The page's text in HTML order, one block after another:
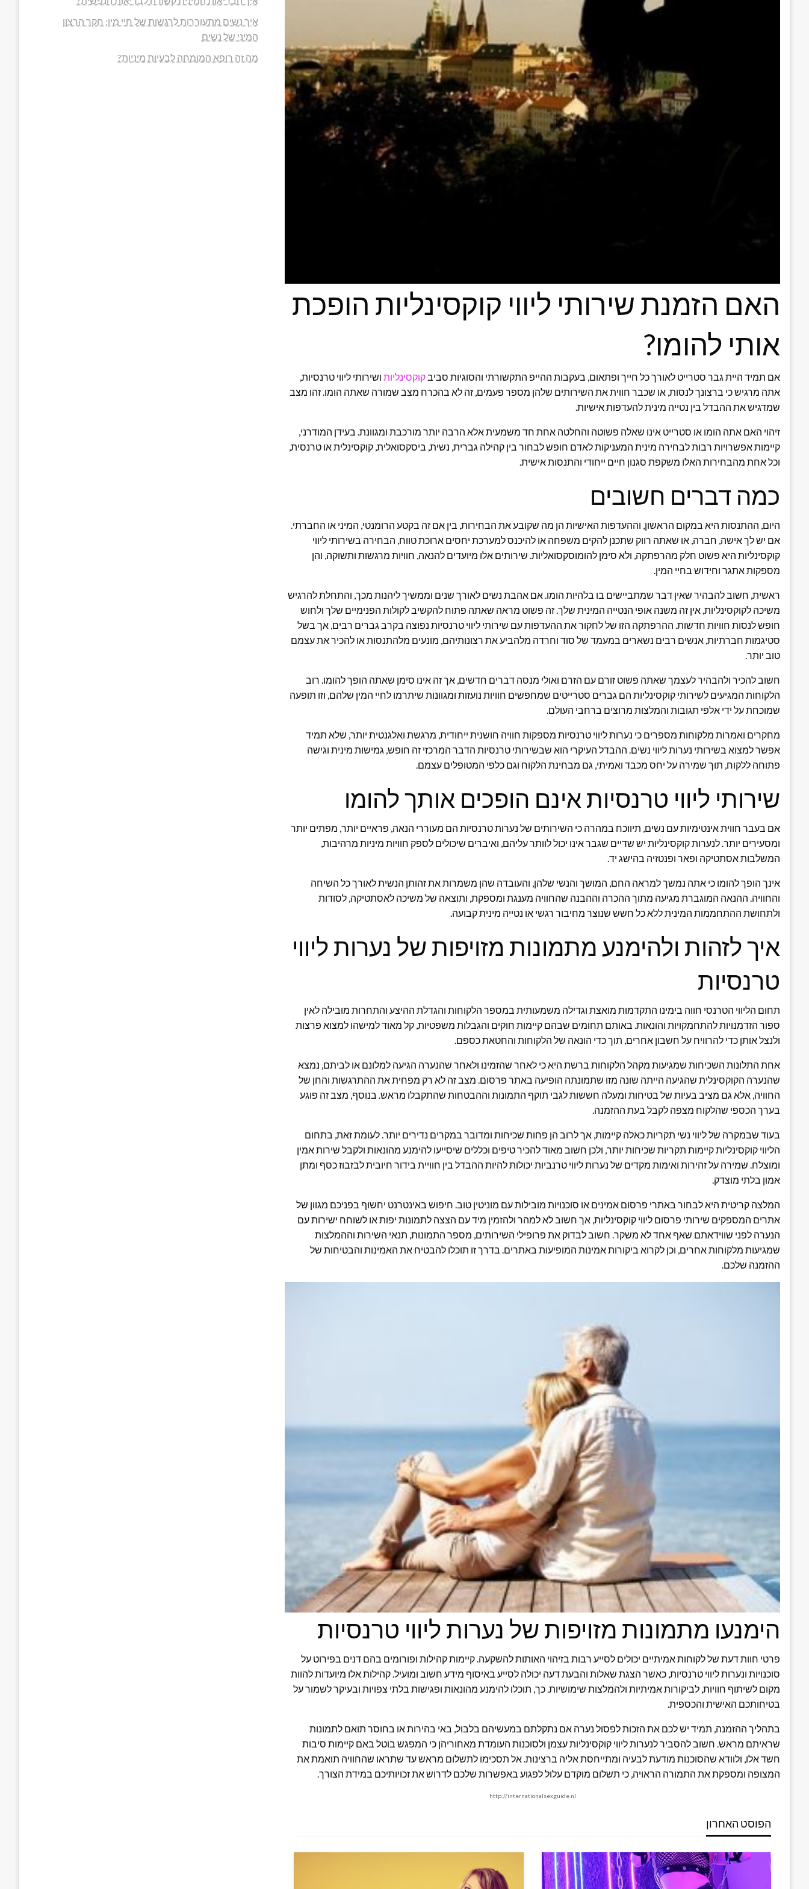
האם הזמנת שירותי ליווי קוקסינליות הופכת
אותי להומו?
אם תמיד היית גבר סטרייט לאורך כל חייך ופתאום, בעקבות ההייפ התקשורתי והסוגיות סביבקוקסינליות ושירותי ליווי טרנסיות,
אתה מרגיש כי ברצונך לנסות, או שכבר חווית את השירותים שלהן מספר פעמים, זה לא בהכרח מצב שמורה שאתה הומו. זהו מצב
שמדגיש את ההבדל בין נטייה מינית להעדפות אישיות.
זיהוי האם אתה הומו או סטרייט אינו שאלה פשוטה והחלטה אחת חד משמעית אלא הרבה יותר מורכבת ומגוונת. בעידן המודרני,
קיימות אפשרויות רבות לבחירה מינית המעניקות לאדם חופש לבחור בין קהילה גברית, נשית, ביסקסואלית, קוקסינלית או טרנסית,
וכל אחת מהבחירות האלו משקפת סגנון חיים ייחודי והתנסות אישית.
כמה דברים חשובים
היום, ההתנסות היא במקום הראשון, וההעדפות האישיות הן מה שקובע את הבחירות, בין אם זה בקטע הרומנטי, המיני או החברתי.
אם יש לך אישה, חברה, או שאתה רווק שתכנן להקים משפחה או להיכנס למערכת יחסים ארוכת טווח, הבחירה בשירותי ליווי
קוקסינליות היא פשוט חלק מהרפתקה, ולא סימן להומוסקסואליות. שירותים אלו מיועדים להנאה, חוויות מרגשות ותשוקה, והן
מספקות אתגר וחידוש בחיי המין.
ראשית, חשוב להבהיר שאין דבר שמתביישים בו בלהיות הומו. אם אהבת נשים לאורך שנים וממשיך ליהנות מכך, והתחלת להרגיש
משיכה לקוקסינליות, אין זה משנה אופי הנטייה המינית שלך. זה פשוט מראה שאתה פתוח להקשיב לקולות הפנימיים שלך ולחוש
חופש לנסות חוויות חדשות. ההרפתקה הזו של לחקור את ההעדפות עם שירותי ליווי טרנסיות נפוצה בקרב גברים רבים, אך בשל
סטיגמות חברתיות, אנשים רבים נשארים במעמד של סוד וחרדה מלהביע את רצונותיהם, מונעים מלהתנסות או להכיר את עצמם
טוב יותר.
חשוב להכיר ולהבהיר לעצמך שאתה פשוט זורם עם הזרם ואולי מנסה דברים חדשים, אך זה אינו סימן שאתה הופך להומו. רוב
הלקוחות המגיעים לשירותי קוקסינליות הם גברים סטרייטים שמחפשים חוויות נועזות ומגוונות שיתרמו לחיי המין שלהם, וזו תופעה
שמוכחת על ידי אלפי תגובות והמלצות מרוצים ברחבי העולם.
מחקרים ואמרות מלקוחות מספרים כי נערות ליווי טרנסיות מספקות חוויה חושנית ייחודית, מרגשת ואלגנטית יותר, שלא תמיד
אפשר למצוא בשירותי נערות ליווי נשים. ההבדל העיקרי הוא שבשירותי טרנסיות הדבר המרכזי זה חופש, גמישות מינית וגישה
פתוחה ללקוח, תוך שמירה על יחס מכבד ואמיתי, גם מבחינת הלקוח וגם כלפי המטופלים עצמם.
שירותי ליווי טרנסיות אינם הופכים אותך להומו
אם בעבר חווית אינטימיות עם נשים, תיווכח במהרה כי השירותים של נערות טרנסיות הם מעוררי הנאה, פראיים יותר, מפתים יותר
ומסעירים יותר. לנערות קוקסינליות יש שדיים שגבר אינו יכול לוותר עליהם, ואיברים שיכולים לספק חוויות מיניות מרהיבות,
המשלבות אסתטיקה ופאר ופנטזיה בהישג יד.
אינך הופך להומו כי אתה נמשך למראה החם, המושך והנשי שלהן, והעובדה שהן משמרות את זהותן הנשית לאורך כל השיחה
והחוויה. ההנאה המוגברת מגיעה מתוך ההכרה וההבנה שהחוויה מענגת ומספקת, ותוצאה של משיכה לאסתטיקה, לסודות
ולתחושת ההתחממות המינית ללא כל חשש שנוצר מחיבור רגשי או נטייה מינית קבועה.
איך לזהות ולהימנע מתמונות מזויפות של נערות ליווי
טרנסיות
תחום הליווי הטרנסי חווה בימינו התקדמות מואצת וגדילה משמעותית במספר הלקוחות והגדלת ההיצע והתחרות מובילה לאין
ספור הזדמנויות להתחמקויות והונאות. באותם תחומים שבהם קיימות חוקים והגבלות משפטיות, קל מאוד למישהו למצוא פרצות
ולנצל אותן כדי להרוויח על חשבון אחרים, תוך כדי הונאה של הלקוחות והחטאת כספם.
אחת התלונות השכיחות שמגיעות מקהל הלקוחות ברשת היא כי לאחר שהזמינו ולאחר שהנערה הגיעה למלונם או לביתם, נמצא
שהנערה הקוקסינלית שהגיעה הייתה שונה מזו שתמונתה הופיעה באתר פרסום. מצב זה לא רק מפחית את ההתרגשות והחן של
החוויה, אלא גם מציב בעיות של בטיחות ומעלה חששות לגבי תוקף התמונות וההבטחות שהתקבלו מראש. בנוסף, מצב זה פוגע
בערך הכספי שהלקוח מצפה לקבל בעת ההזמנה.
בעוד שבמקרה של ליווי נשי תקריות כאלה קיימות, אך לרוב הן פחות שכיחות ומדובר במקרים נדירים יותר. לעומת זאת, בתחום
הליווי קוקסינליות קיימות תקריות שכיחות יותר, ולכן חשוב מאוד להכיר טיפים וכללים שיסייעו להימנע מהונאות ולקבל שירות אמין
ומוצלח. שמירה על זהירות ואימות מקדים של נערות ליווי טרנביות יכולות להיות ההבדל בין חוויית בידור חיובית לבזבוז כסף ומתן
אמון בלתי מוצדק.
המלצה קריטית היא לבחור באתרי פרסום אמינים או סוכנויות מובילות עם מוניטין טוב. חיפוש באינטרנט יחשוף בפניכם מגוון של
אתרים המספקים שירותי פרסום ליווי קוקסינליות, אך חשוב לא למהר ולהזמין מיד עם הצצה לתמונות יפות או לשוחח ישירות עם
הנערה לפני שווידאתם שאף אחד לא משקר. חשוב לבדוק את פרופילי השירותים, מספר התמונות, תנאי השירות וההמלצות
שמגיעות מלקוחות אחרים, וכן לקרוא ביקורות אמינות המופיעות באתרים. בדרך זו תוכלו להבטיח את האמינות והבטיחות של
ההזמנה שלכם.
הימנעו מתמונות מזויפות של נערות ליווי טרנסיות
פרטי חוות דעת של לקוחות אמיתיים יכולים לסייע רבות בזיהוי האותות להשקעה. קיימות קהילות ופורומים בהם דנים בפירוט על
סוכנויות ונערות ליווי טרנסיות, כאשר הצגת שאלות והבעת דעה יכולה לסייע באיסוף מידע חשוב ומועיל. קהילות אלו מיועדות להוות
מקום לשיתוף חוויות, לביקורות אמיתיות ולהמלצות שימושיות. כך, תוכלו להימנע מהונאות ופגישות בלתי צפויות ובעיקר לשמור על
בטיחותכם האישית והכספית.
בתהליך ההזמנה, תמיד יש לכם את הזכות לפסול נערה אם נתקלתם במעשיהם בלבול, באי בהירות או בחוסר תואם לתמונות
שראיתם מראש. חשוב להסביר לנערות ליווי קוקסינליות עצמן ולסוכנות העומדת מאחוריהן כי המפגש בוטל באם קיימות סיבות
חשד אלו, ולוודא שהסוכנות מודעת לבעיה ומתייחסת אליה ברצינות. אל תסכימו לתשלום מראש עד שתראו שהחוויה תואמת את
המצופה ומספקת את התמורה הראויה, כי תשלום מוקדם עלול לפגוע באפשרות שלכם לדרוש את זכויותיכם במידת הצורך.
http://internationalsexguide.nl
הפוסט האחרון
איך נשים מתעוררות לרגשות של חיי מין: חקר הרצון
המיני של נשים
מה זה רופא המומחה לבעיות מיניות?